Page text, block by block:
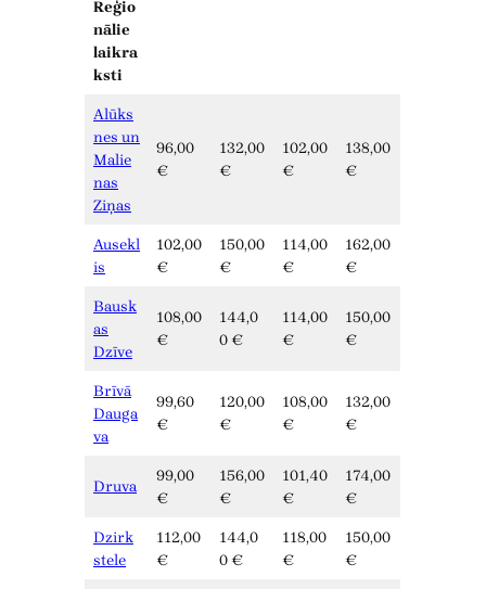
Reģio
nālie
laikra
ksti
Alūks
nes un
Malie
nas
Ziņas
96,00
€
132,00
€
102,00
€
138,00
€
Ausekl
is
102,00
€
150,00
€
114,00
€
162,00
€
Bausk
as
Dzīve
108,00
€
144,0
0 €
114,00
€
150,00
€
Brīvā
Dauga
va
99,60
€
120,00
€
108,00
€
132,00
€
Druva
99,00
€
156,00
€
101,40
€
174,00
€
Dzirk
stele
112,00
€
144,0
0 €
118,00
€
150,00
€